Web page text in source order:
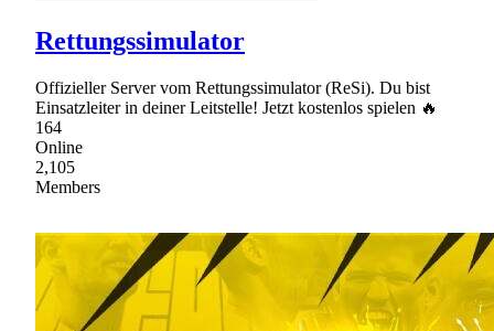
Rettungssimulator
Offizieller Server vom Rettungssimulator (ReSi). Du bist
Einsatzleiter in deiner Leitstelle! Jetzt kostenlos spielen 🔥
164
Online
2,105
Members